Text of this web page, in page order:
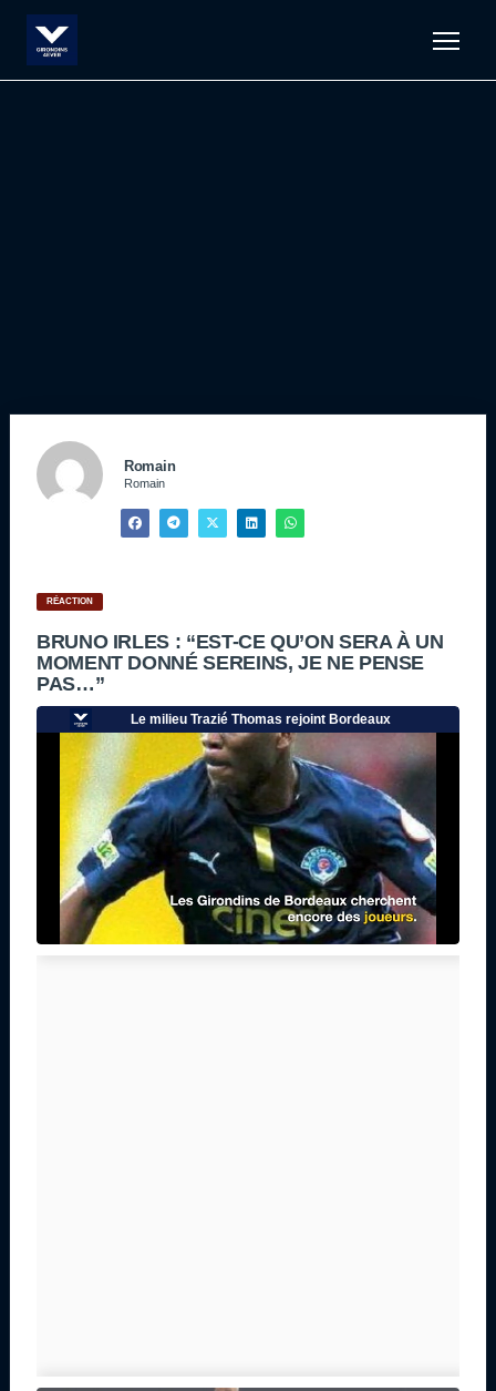
Romain
Romain
RÉACTION
BRUNO IRLES : “EST-CE QU’ON SERA À UN
MOMENT DONNÉ SEREINS, JE NE PENSE
PAS…”